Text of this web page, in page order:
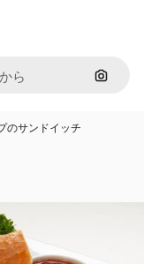
画像で
のサンドイッチ